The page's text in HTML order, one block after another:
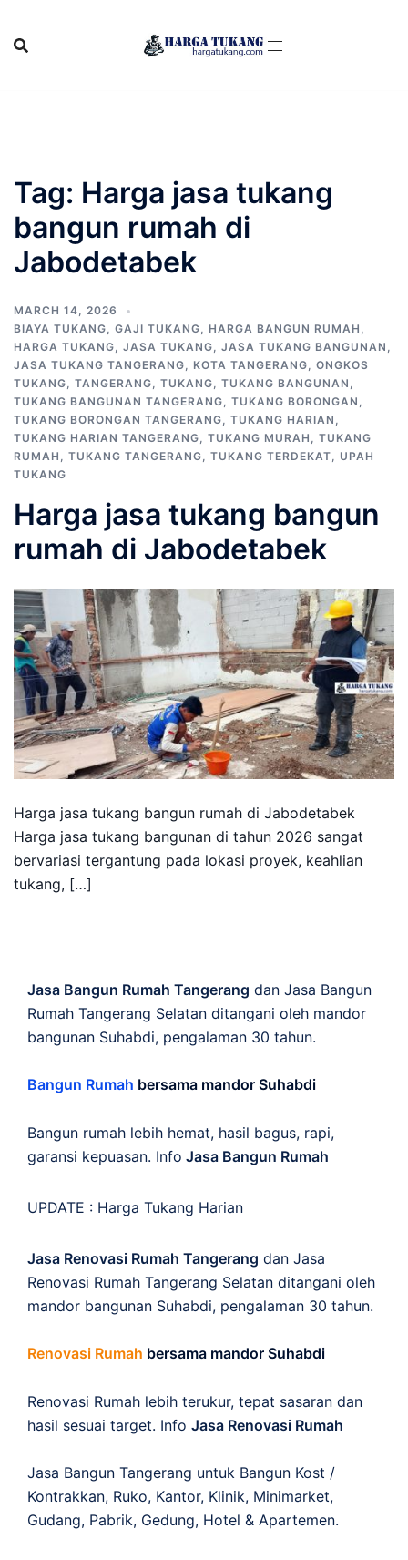
content
Tag: Harga jasa tukang
bangun rumah di
Jabodetabek
MARCH 14, 2026
BIAYA TUKANG, GAJI TUKANG, HARGA BANGUN RUMAH ,
HARGA TUKANG, JASA TUKANG, JASA TUKANG BANGUNAN ,
JASA TUKANG TANGERANG, KOTA TANGERANG, ONGKOS
TUKANG, TANGERANG, TUKANG, TUKANG BANGUNAN ,
TUKANG BANGUNAN TANGERANG, TUKANG BORONGAN ,
TUKANG BORONGAN TANGERANG, TUKANG HARIAN ,
TUKANG HARIAN TANGERANG, TUKANG MURAH , TUKANG
RUMAH , TUKANG TANGERANG, TUKANG TERDEKAT, UPAH
TUKANG
Harga jasa tukang bangun
rumah di Jabodetabek
Harga jasa tukang bangun rumah di Jabodetabek
Harga jasa tukang bangunan di tahun 2026 sangat
bervariasi tergantung pada lokasi proyek, keahlian
tukang, […]
Jasa Bangun Rumah Tangerang dan Jasa Bangun
Rumah Tangerang Selatan ditangani oleh mandor
bangunan Suhabdi, pengalaman 30 tahun.
Bangun Rumah bersama mandor Suhabdi
Bangun rumah lebih hemat, hasil bagus, rapi,
garansi kepuasan. Info Jasa Bangun Rumah
UPDATE : Harga Tukang Harian
Jasa Renovasi Rumah Tangerang dan Jasa
Renovasi Rumah Tangerang Selatan ditangani oleh
mandor bangunan Suhabdi, pengalaman 30 tahun.
Renovasi Rumah bersama mandor Suhabdi
Renovasi Rumah lebih terukur, tepat sasaran dan
hasil sesuai target. Info Jasa Renovasi Rumah
Jasa Bangun Tangerang untuk Bangun Kost /
Kontrakkan, Ruko, Kantor, Klinik, Minimarket,
Gudang, Pabrik, Gedung, Hotel & Apartemen.